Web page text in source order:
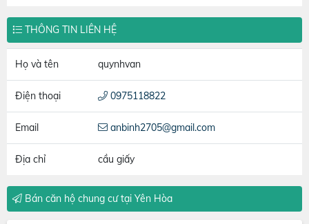
THÔNG TIN LIÊN HỆ
Họ và tên quynhvan
Điện thoại 0975118822
Email anbinh2705@gmail.com
Địa chỉ cầu giấy
Bán căn hộ chung cư tại Yên Hòa